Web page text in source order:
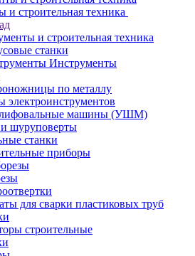
и строительная техника
и строительная техника
станки
Инструменты
по металлу
электроинструментов
машины (УШМ)
шуруповерты
станки
приборы
для сварки пластиковых труб
строительные